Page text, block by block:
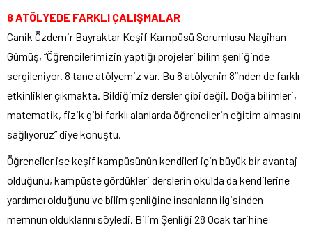
8 ATÖLYEDE FARKLI ÇALIŞMALAR
Canik Özdemir Bayraktar Keşif Kampüsü Sorumlusu Nagihan
Gümüş, “Öğrencilerimizin yaptığı projeleri bilim şenliğinde
sergileniyor. 8 tane atölyemiz var. Bu 8 atölyenin 8’inden de farklı
etkinlikler çıkmakta. Bildiğimiz dersler gibi değil. Doğa bilimleri,
matematik, fizik gibi farklı alanlarda öğrencilerin eğitim almasını
sağlıyoruz” diye konuştu.
Öğrenciler ise keşif kampüsünün kendileri için büyük bir avantaj
olduğunu, kampüste gördükleri derslerin okulda da kendilerine
yardımcı olduğunu ve bilim şenliğine insanların ilgisinden
memnun olduklarını söyledi. Bilim Şenliği 28 Ocak tarihine